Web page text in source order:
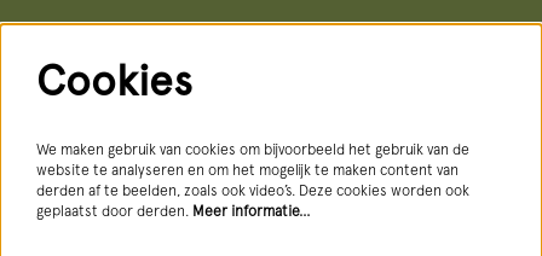
Cookies
We maken gebruik van cookies om bijvoorbeeld het gebruik van de
website te analyseren en om het mogelijk te maken content van
derden af te beelden, zoals ook video’s. Deze cookies worden ook
geplaatst door derden. Meer informatie…